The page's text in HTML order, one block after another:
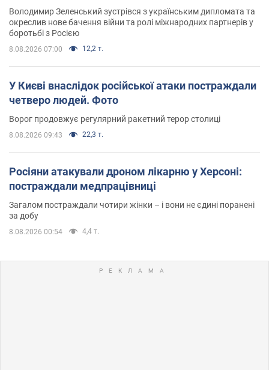
Володимир Зеленський зустрівся з українським дипломата та
окреслив нове бачення війни та ролі міжнародних партнерів у
боротьбі з Росією
8.08.2026 07:00 12,2 т.
У Києві внаслідок російської атаки постраждали
четверо людей. Фото
Ворог продовжує регулярний ракетний терор столиці
8.08.2026 09:43 22,3 т.
Росіяни атакували дроном лікарню у Херсоні:
постраждали медпрацівниці
Загалом постраждали чотири жінки – і вони не єдині поранені
за добу
8.08.2026 00:54 4,4 т.